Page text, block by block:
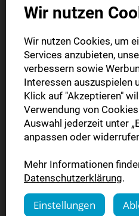
1
Abo
2
Welches
Sie kündigen?
Wir nutzen
Wir nutzen Cookies, um
Services anzubieten,
verbessern sowie
Interessen auszuspielen
Klick auf "Akzeptieren"
Verwendung von
Auswahl jederzeit unter
anpassen oder
Mehr Informationen
Datenschutzerklärung.
Einstellungen